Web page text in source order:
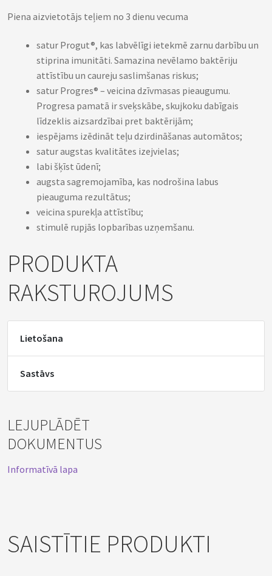
Piena aizvietotājs teļiem no 3 dienu vecuma
satur Progut®, kas labvēlīgi ietekmē zarnu darbību un
stiprina imunitāti. Samazina nevēlamo baktēriju
attīstību un caureju saslimšanas riskus;
satur Progres® – veicina dzīvmasas pieaugumu.
Progresa pamatā ir sveķskābe, skujkoku dabīgais
līdzeklis aizsardzībai pret baktērijām;
iespējams izēdināt teļu dzirdināšanas automātos;
satur augstas kvalitātes izejvielas;
labi šķīst ūdenī;
augsta sagremojamība, kas nodrošina labus
pieauguma rezultātus;
veicina spurekļa attīstību;
stimulē rupjās lopbarības uzņemšanu.
PRODUKTA
RAKSTUROJUMS
Lietošana
Sastāvs
LEJUPLĀDĒT
DOKUMENTUS
Informatīvā lapa
SAISTĪTIE PRODUKTI